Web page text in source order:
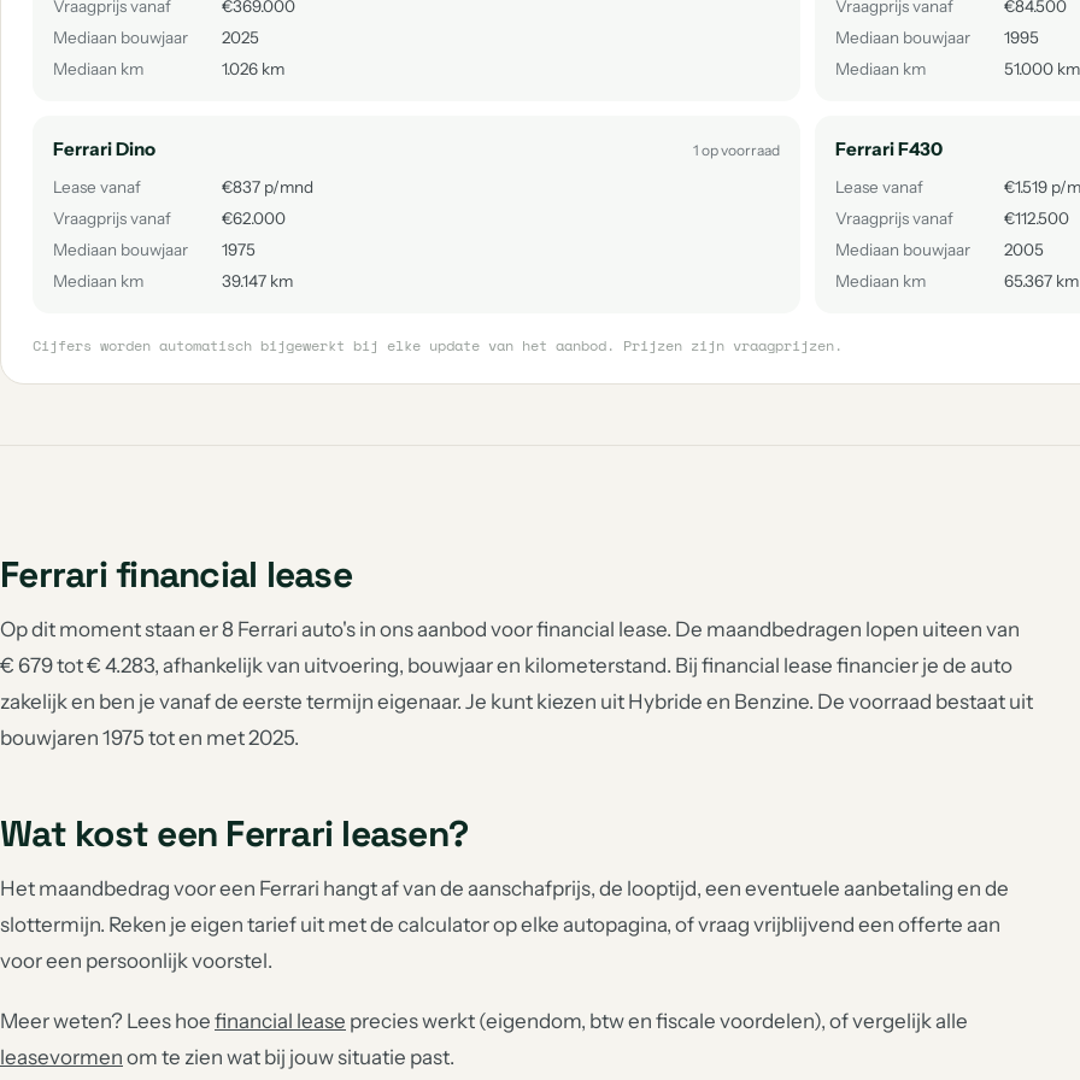
Vraagprijs vanaf
€369.000
Mediaan bouwjaar
2025
Mediaan km
1.026 km
Vraagprijs vanaf
€84.500
Mediaan bouwjaar
1995
Mediaan km
51.000 km
Ferrari Dino 1 op voorraad
Lease vanaf
€837 p/mnd
Vraagprijs vanaf
€62.000
Mediaan bouwjaar
1975
Mediaan km
39.147 km
Ferrari F430
Lease vanaf
€1.519 p/
Vraagprijs vanaf
€112.500
Mediaan bouwjaar
2005
Mediaan km
65.367 km
Cijfers worden automatisch bijgewerkt bij elke update van het aanbod. Prijzen zijn vraagprijzen.
Ferrari financial lease
Op dit moment staan er 8 Ferrari auto's in ons aanbod voor financial lease. De maandbedragen lopen uiteen van
€ 679 tot € 4.283, afhankelijk van uitvoering, bouwjaar en kilometerstand. Bij financial lease financier je de auto
zakelijk en ben je vanaf de eerste termijn eigenaar. Je kunt kiezen uit Hybride en Benzine. De voorraad bestaat uit
bouwjaren 1975 tot en met 2025.
Wat kost een Ferrari leasen?
Het maandbedrag voor een Ferrari hangt af van de aanschafprijs, de looptijd, een eventuele aanbetaling en de
slottermijn. Reken je eigen tarief uit met de calculator op elke autopagina, of vraag vrijblijvend een offerte aan
voor een persoonlijk voorstel.
Meer weten? Lees hoe financial lease precies werkt (eigendom, btw en fiscale voordelen), of vergelijk alle
leasevormen om te zien wat bij jouw situatie past.